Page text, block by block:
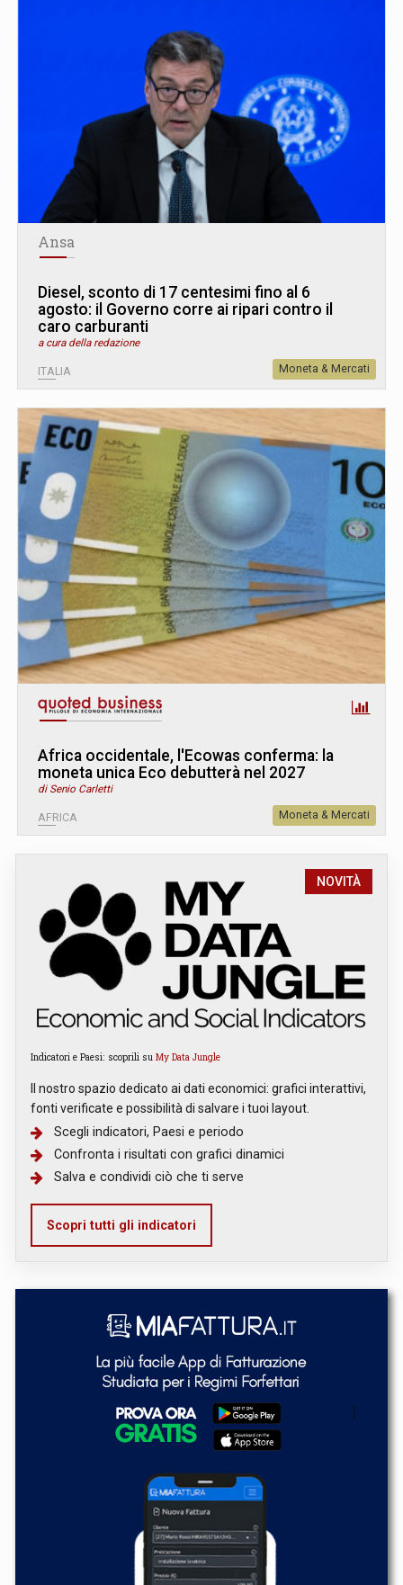
Ansa
Diesel, sconto di 17 centesimi fino al 6
agosto: il Governo corre ai ripari contro il
caro carburanti
a cura della redazione
ITALIA Moneta & Mercati
Africa occidentale, l'Ecowas conferma: la
moneta unica Eco debutterà nel 2027
di Senio Carletti
AFRICA Moneta & Mercati
NOVITÀ
Indicatori e Paesi: scoprili su My Data Jungle
Il nostro spazio dedicato ai dati economici: grafici interattivi,
fonti verificate e possibilità di salvare i tuoi layout.
Scegli indicatori, Paesi e periodo
Confronta i risultati con grafici dinamici
Salva e condividi ciò che ti serve
Scopri tutti gli indicatori